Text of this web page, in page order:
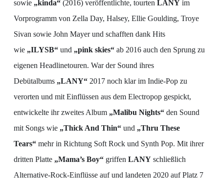
sowie „kinda“ (2016) veröffentlichte, tourten LANY im
Vorprogramm von Zella Day, Halsey, Ellie Goulding, Troye
Sivan sowie John Mayer und schafften dank Hits
wie „ILYSB“ und „pink skies“ ab 2016 auch den Sprung zu
eigenen Headlinetouren. War der Sound ihres
Debütalbums „LANY“ 2017 noch klar im Indie-Pop zu
verorten und mit Einflüssen aus dem Electropop gespickt,
entwickelte ihr zweites Album „Malibu Nights“ den Sound
mit Songs wie „Thick And Thin“ und „Thru These
Tears“ mehr in Richtung Soft Rock und Synth Pop. Mit ihrer
dritten Platte „Mama’s Boy“ griffen LANY schließlich
Alternative-Rock-Einflüsse auf und landeten 2020 auf Platz 7